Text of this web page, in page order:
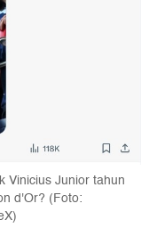
Vinicius Junior tahun
d'Or? (Foto: